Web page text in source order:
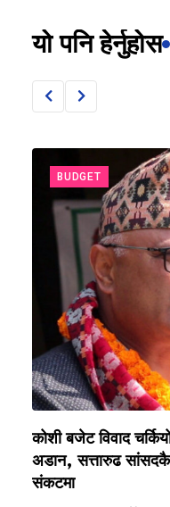
यो पनि हेर्नुहोस
BUDGET
कोशी बजेट विवाद
अडान, सत्तारुढ सांसदकै
संकटमा